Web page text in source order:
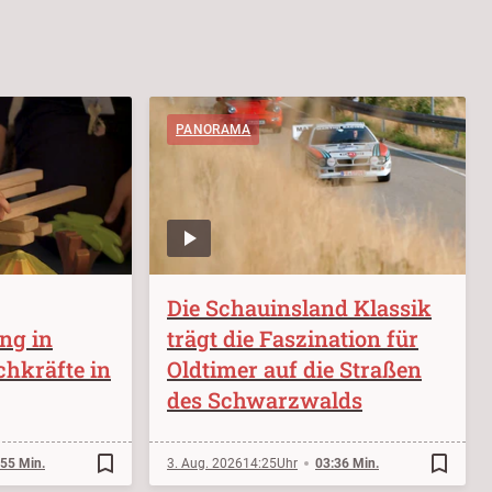
in
in
Min. bookmark_border
PANORAMA
Die Schauinsland Klassik
trägt die Faszination für
Oldtimer auf die Straßen
des Schwarzwalds
3. Aug. 202614:25 03:36 Min. bookmark_border